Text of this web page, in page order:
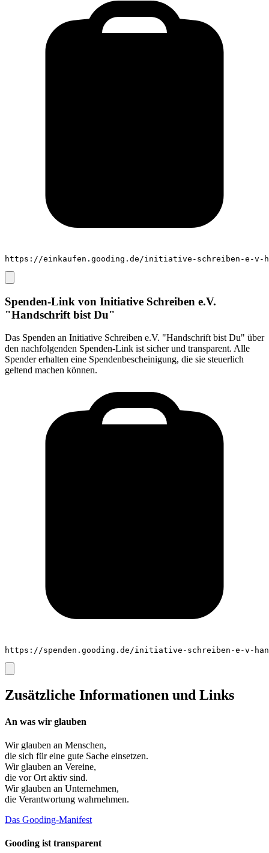
https://einkaufen.gooding.de/initiative-schreiben-e-v-
Spenden-Link von Initiative Schreiben e.V.
"Handschrift bist Du"
Das Spenden an Initiative Schreiben e.V. "Handschrift bist Du" über
den nachfolgenden Spenden-Link ist sicher und transparent. Alle
Spender erhalten eine Spendenbescheinigung, die sie steuerlich
geltend machen können.
https://spenden.gooding.de/initiative-schreiben-e-v-
Zusätzliche Informationen und Links
An was wir glauben
Wir glauben an Menschen,
die sich für eine gute Sache einsetzen.
Wir glauben an Vereine,
die vor Ort aktiv sind.
Wir glauben an Unternehmen,
die Verantwortung wahrnehmen.
Das Gooding-Manifest
Gooding ist transparent